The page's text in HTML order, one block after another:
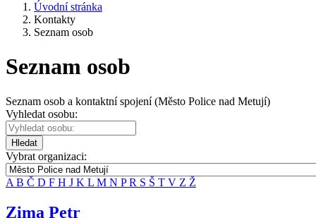
Úvodní stránka
Kontakty
Seznam osob
Seznam osob
Seznam osob a kontaktní spojení (Město Police nad Metují)
Vyhledat osobu:
Hledat
Vybrat organizaci:
A B Č D F H J K L M N PR S Š T V Z Ž
Zima Petr